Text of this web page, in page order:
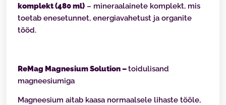
komplekt (480 ml) – mineraalainete komplekt, mis
toetab enesetunnet, energiavahetust ja organite
tööd.
ReMag Magnesium Solution –toidulisand
magneesiumiga
Magneesium aitab kaasa normaalsele lihaste tööle,